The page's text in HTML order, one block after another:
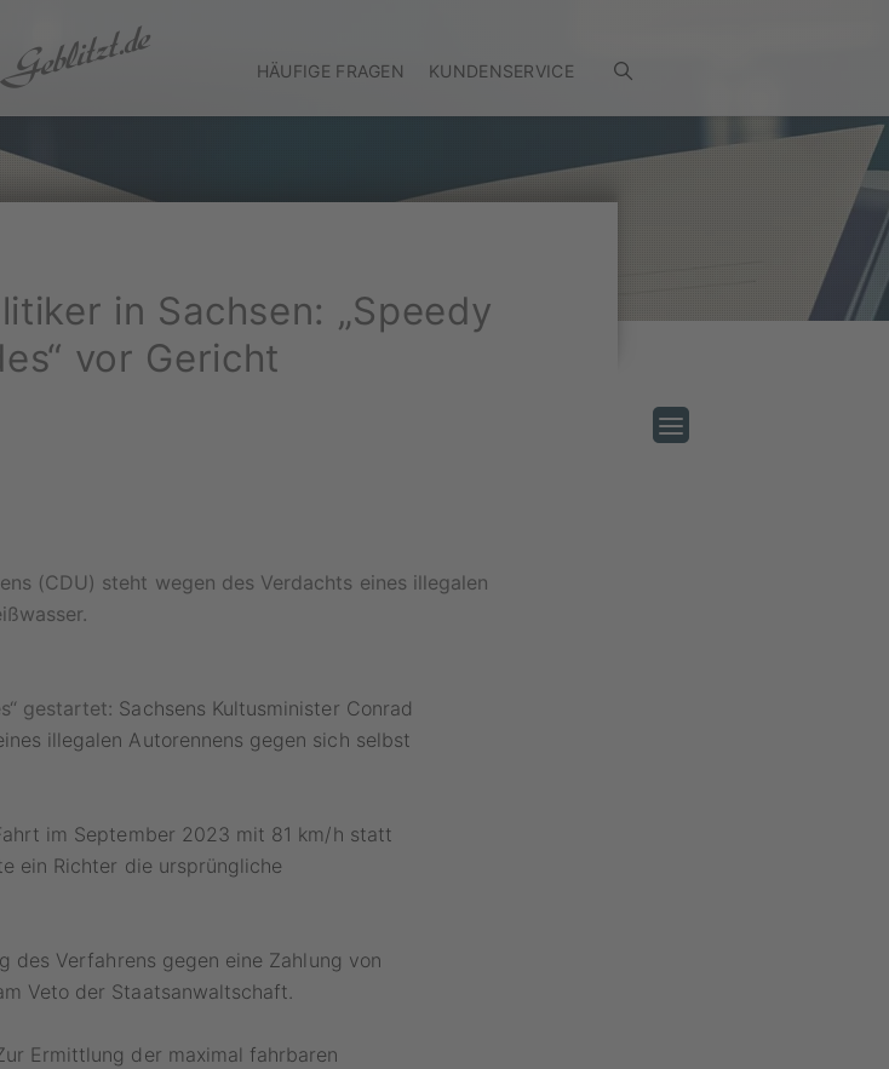
HÄUFIGE FRAGEN KUNDENSERVICE
in Sachsen: „Speedy
vor Gericht
(CDU) steht wegen des Verdachts eines illegalen
gestartet: Sachsens Kultusminister Conrad
illegalen Autorennens gegen sich selbst
im September 2023 mit 81 km/h statt
ein Richter die ursprüngliche
des Verfahrens gegen eine Zahlung von
Veto der Staatsanwaltschaft.
Ermittlung der maximal fahrbaren